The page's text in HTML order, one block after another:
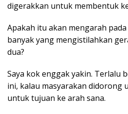
digerakkan untuk membentuk
Apakah itu akan mengarah
banyak yang mengistilahkan
dua?
Saya kok enggak yakin. Terlalu
ini, kalau masyarakan didorong
untuk tujuan ke arah sana.